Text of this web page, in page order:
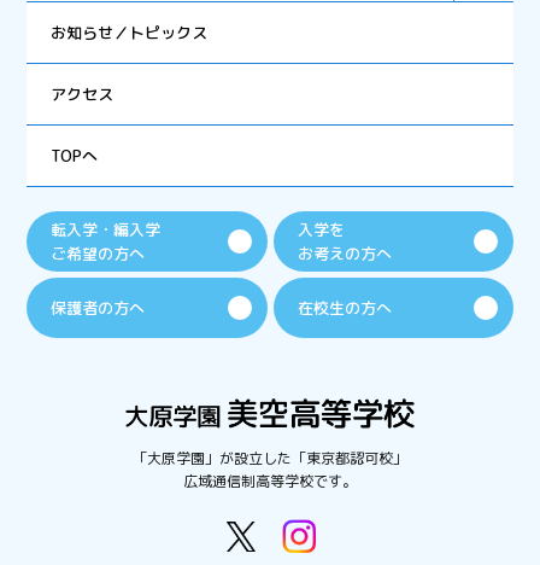
お知らせ／トピックス
アクセス
TOPへ
転入学・編入学
ご希望の方へ
入学を
お考えの方へ
保護者の方へ 在校生の方へ
「大原学園」が設立した「東京都認可校」
広域通信制高等学校です。